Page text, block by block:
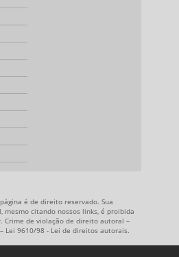
é de direito reservado. Sua
mesmo citando nossos links, é proibida
Crime de violação de direito autoral –
Lei 9610/98 - Lei de direitos autorais.